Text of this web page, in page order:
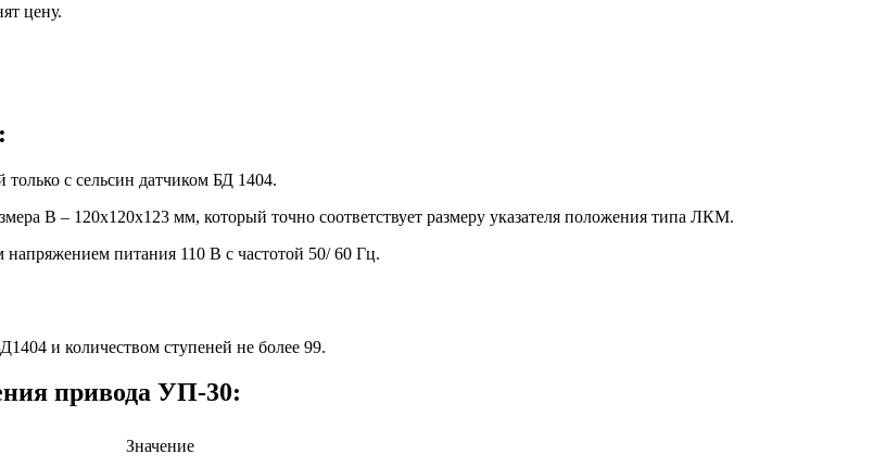
цену.
с сельсин датчиком БД 1404.
В – 120х120х123 мм, который точно соответствует размеру указателя положения типа ЛКМ.
питания 110 В с частотой 50/ 60 Гц.
и количеством ступеней не более 99.
привода УП-30:
Значение